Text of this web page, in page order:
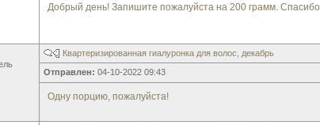
Добрый день! Запишите пожалуйста на 200 грамм. Спасибо
Квартеризированная гиалуронка для волос, декабрь
Отправлен: 04-10-2022 09:43
Одну порцию, пожалуйста!